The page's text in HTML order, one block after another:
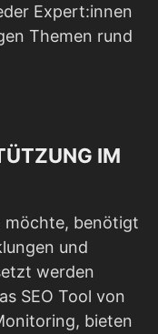
Expert:innen
Themen rund
IM
möchte, benötigt
und
werden
SEO Tool von
bieten